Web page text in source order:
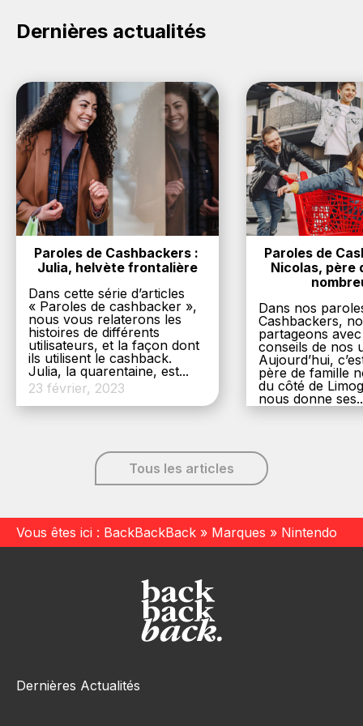
Dernières actualités
Paroles de Cashbackers :
Julia, helvète frontalière
Dans cette série d’articles
« Paroles de cashbacker »,
nous vous relaterons les
histoires de différents
utilisateurs, et la façon dont
ils utilisent le cashback.
Julia, la quarentaine, est...
23 février, 2023
Paroles de
Nicolas, père
Dans nos
Cashbackers,
partageons
conseils de nos
Aujourd’hui,
père de famille
du côté de
nous donne
6 décembre,
Tous les articles
Vous êtes ici : BackBackBack » Marques » Nintendo
Dernières Actualités